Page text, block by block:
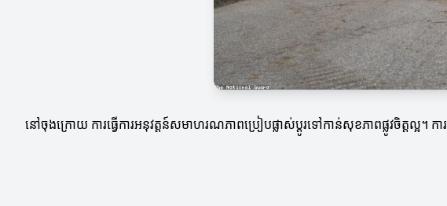
នៅចុងក្រោយ ការធ្វើការអនុវត្តន៍សមាហរណភាពប្រៀបផ្លាស់ប្តូរទៅកាន់សុខភាពផ្លូវចិត្តល្អ